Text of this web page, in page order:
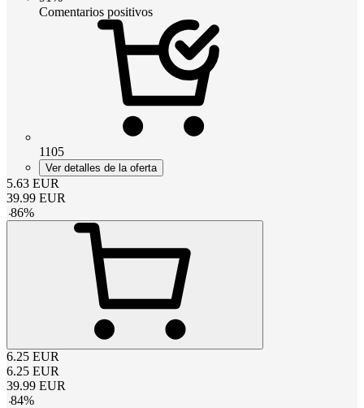
Comentarios positivos
1105
Ver detalles de la oferta
5.63 EUR
39.99 EUR
-86%
6.25 EUR
6.25 EUR
39.99 EUR
-84%